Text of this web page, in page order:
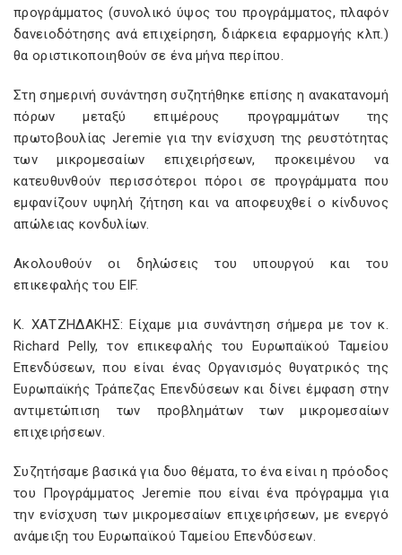
προγράμματος (συνολικό ύψος του προγράμματος, πλαφόν
δανειοδότησης ανά επιχείρηση, διάρκεια εφαρμογής κλπ.)
θα οριστικοποιηθούν σε ένα μήνα περίπου.
Στη σημερινή συνάντηση συζητήθηκε επίσης η ανακατανομή
πόρων μεταξύ επιμέρους προγραμμάτων της
πρωτοβουλίας Jeremie για την ενίσχυση της ρευστότητας
των μικρομεσαίων επιχειρήσεων, προκειμένου να
κατευθυνθούν περισσότεροι πόροι σε προγράμματα που
εμφανίζουν υψηλή ζήτηση και να αποφευχθεί ο κίνδυνος
απώλειας κονδυλίων.
Ακολουθούν οι δηλώσεις του υπουργού και του
επικεφαλής του EIF.
Κ. ΧΑΤΖΗΔΑΚΗΣ: Είχαμε μια συνάντηση σήμερα με τον κ.
Richard Pelly, τον επικεφαλής του Ευρωπαϊκού Ταμείου
Επενδύσεων, που είναι ένας Οργανισμός θυγατρικός της
Ευρωπαϊκής Τράπεζας Επενδύσεων και δίνει έμφαση στην
αντιμετώπιση των προβλημάτων των μικρομεσαίων
επιχειρήσεων.
Συζητήσαμε βασικά για δυο θέματα, το ένα είναι η πρόοδος
του Προγράμματος Jeremie που είναι ένα πρόγραμμα για
την ενίσχυση των μικρομεσαίων επιχειρήσεων, με ενεργό
ανάμειξη του Ευρωπαϊκού Ταμείου Επενδύσεων.